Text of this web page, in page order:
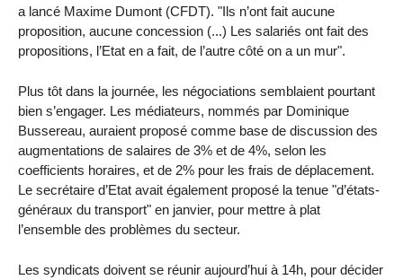
a lancé Maxime Dumont (CFDT). "Ils n’ont fait aucune
proposition, aucune concession (...) Les salariés ont fait des
propositions, l’Etat en a fait, de l’autre côté on a un mur".
Plus tôt dans la journée, les négociations semblaient pourtant
bien s’engager. Les médiateurs, nommés par Dominique
Bussereau, auraient proposé comme base de discussion des
augmentations de salaires de 3% et de 4%, selon les
coefficients horaires, et de 2% pour les frais de déplacement.
Le secrétaire d’Etat avait également proposé la tenue "d’états-
généraux du transport" en janvier, pour mettre à plat
l’ensemble des problèmes du secteur.
Les syndicats doivent se réunir aujourd’hui à 14h, pour décider